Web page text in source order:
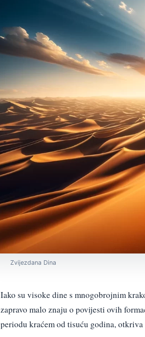
Zvijezdana Dina
Iako su visoke dine s mnogobrojnim
zapravo malo znaju o povijesti ovih
periodu kraćem od tisuću godina, otkriva